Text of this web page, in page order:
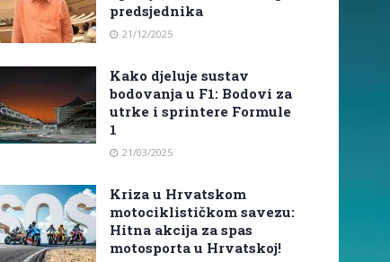
predsjednika
21/12/2025
Kako djeluje sustav
bodovanja u F1: Bodovi za
utrke i sprintere Formule
1
21/03/2025
Kriza u Hrvatskom
motociklističkom savezu:
Hitna akcija za spas
motosporta u Hrvatskoj!